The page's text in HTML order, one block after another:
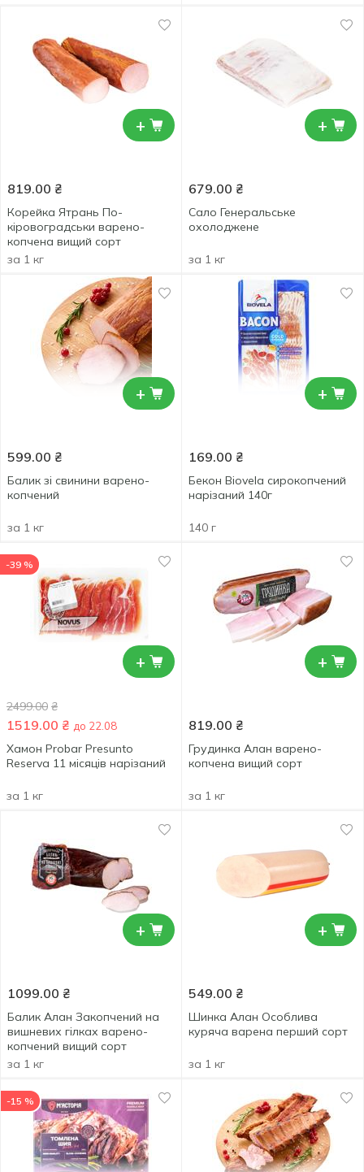
+
819.00 ₴
Корейка Ятрань По-
кіровоградськи варено-
копчена вищий сорт
за 1 кг
+
679.00 ₴
Сало Генеральське
охолоджене
за 1 кг
+
599.00 ₴
Балик зі свинини варено-
копчений
за 1 кг
+
169.00 ₴
Бекон Biovela сирокопчений
нарізаний 140г
140 г
+
-39 %
2499.00 ₴
1519.00 ₴ до 22.08
Хамон Probar Presunto
Reserva 11 місяців нарізаний
за 1 кг
+
819.00 ₴
Грудинка Алан варено-
копчена вищий сорт
за 1 кг
+
1099.00 ₴
Балик Алан Закопчений на
вишневих гілках варено-
копчений вищий сорт
за 1 кг
+
549.00 ₴
Шинка Алан Особлива
куряча варена перший сорт
за 1 кг
-15 %